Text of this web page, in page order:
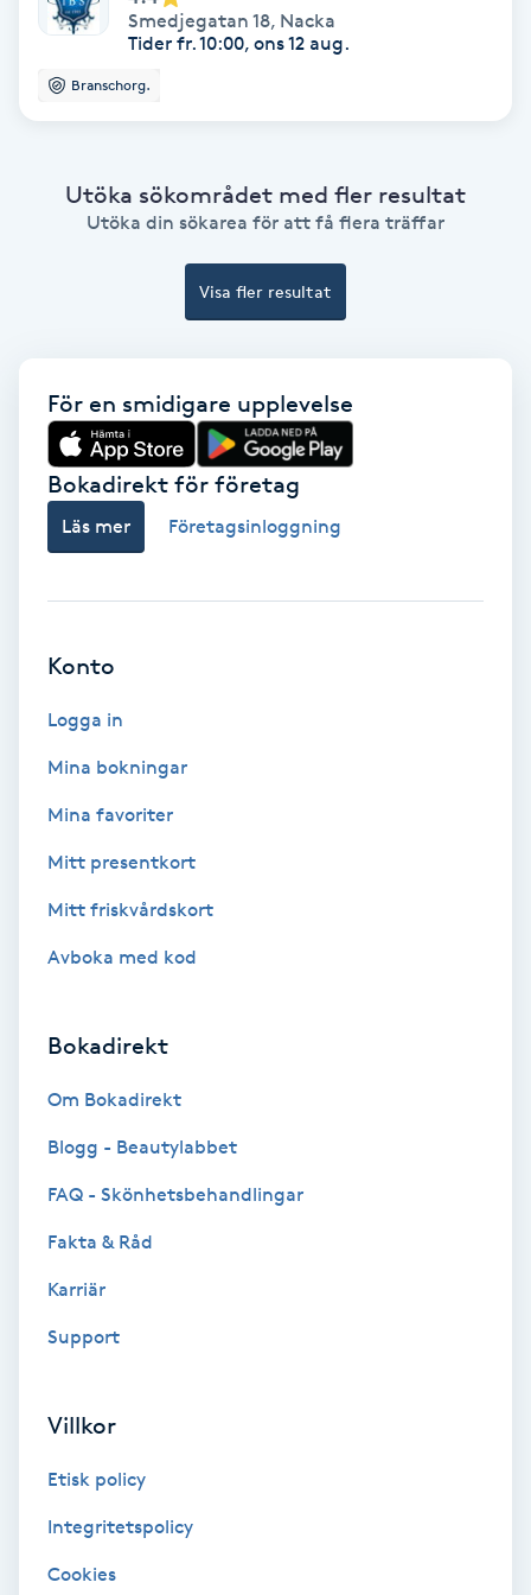
Ansiktsbehandling djuprengörande
Babylights
Balayage
Blowout
Brynfärgning
Cryoterapi
Damklippning
Extensions
Smedjegatan 18, Nacka
Tider fr. 10:00, ons 12 aug.
Branschorg.
Utöka sökområdet med fler resultat
Utöka din sökarea för att få flera träffar
Visa fler resultat
För en smidigare upplevelse
Bokadirekt för företag
Läs mer Företagsinloggning
Konto
Logga in
Mina bokningar
Mina favoriter
Mitt presentkort
Mitt friskvårdskort
Avboka med kod
Bokadirekt
Om Bokadirekt
Blogg - Beautylabbet
FAQ - Skönhetsbehandlingar
Fakta & Råd
Karriär
Support
Villkor
Etisk policy
Integritetspolicy
Cookies